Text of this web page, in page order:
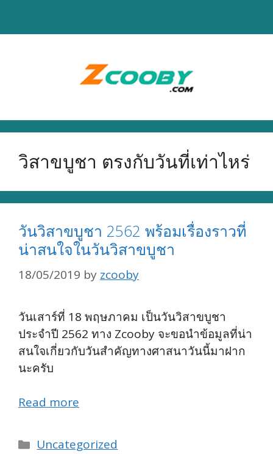
วิสาขบูชา ตรงกับวันที่เท่าไหร่
วันวิสาขบูชา 2562 พร้อมเรื่องราวที่
น่าสนใจในวันวิสาขบูชา
18/05/2019 by zcooby
วันเสาร์ที่ 18 พฤษภาคม เป็นวันวิสาขบูชา
ประจำปี 2562 ทาง Zcooby จะขอนำข้อมูลที่น่า
สนใจเกี่ยวกับวันสำคัญทางศาสนาวันนี้มาฝาก
นะครับ
Read more
Categories
Uncategorized